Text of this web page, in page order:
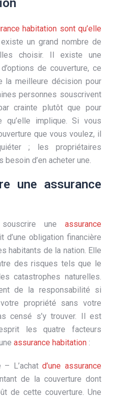
habitation sont qu’elle
un grand nombre de
choisir. Il existe une
de couverture, ce
la meilleure décision pour
personnes souscrivent
crainte plutôt que pour
qu’elle implique. Si vous
que vous voulez, il
; les propriétaires
besoin d’en acheter une.
une assurance
une assurance
d’une obligation financière
habitants de la nation. Elle
des risques tels que le
catastrophes naturelles.
de la responsabilité si
propriété sans votre
censé s’y trouver. Il est
les quatre facteurs
assurance habitation :
– L’achatd’une assurance
de la couverture dont
de cette couverture. Une